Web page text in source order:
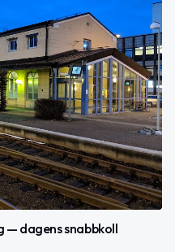
— dagens snabbkoll